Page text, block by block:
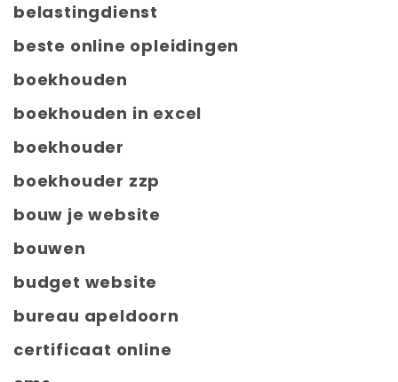
belastingdienst
beste online opleidingen
boekhouden
boekhouden in excel
boekhouder
boekhouder zzp
bouw je website
bouwen
budget website
bureau apeldoorn
certificaat online